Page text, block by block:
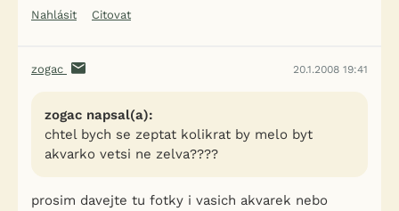
Nahlásit
Citovat
zogac 20.1.2008 19:41
zogac napsal(a):
chtel bych se zeptat kolikrat by melo byt
akvarko vetsi ne zelva????
prosim davejte tu fotky i vasich akvarek nebo